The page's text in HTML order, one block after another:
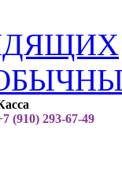
(910) 293-67-49